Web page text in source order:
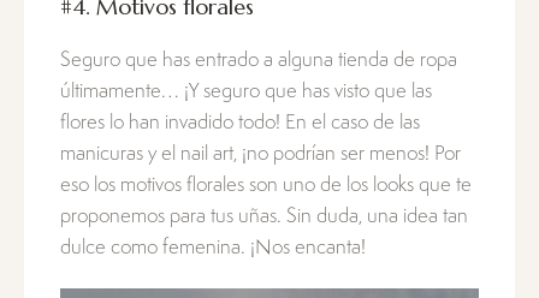
#4. Motivos florales
Seguro que has entrado a alguna tienda de ropa
últimamente… ¡Y seguro que has visto que las
flores lo han invadido todo! En el caso de las
manicuras y el nail art, ¡no podrían ser menos! Por
eso los motivos florales son uno de los looks que te
proponemos para tus uñas. Sin duda, una idea tan
dulce como femenina. ¡Nos encanta!